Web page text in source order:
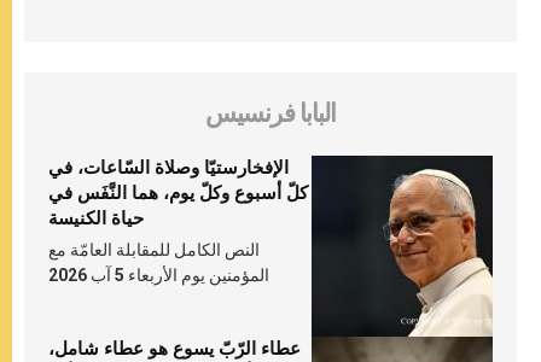
البابا فرنسيس
الإفخارستيّا وصلاة السّاعات، في
كلّ أسبوع وكلّ يوم، هما النَّفَس في
حياة الكنيسة
النص الكامل للمقابلة العامّة مع
المؤمنين يوم الأربعاء 5 آب 2026
عطاء الرّبّ يسوع هو عطاء شامل،